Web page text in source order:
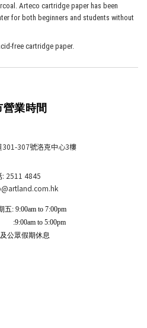
Arteco cartridge paper has been
for both beginners and students without
free cartridge paper.
營業時間
301-307號洛克中心3樓
: 2511 4845
@artland.com.hk
五: 9:00am to 7:00pm
to 5:00pm
公眾假期休息